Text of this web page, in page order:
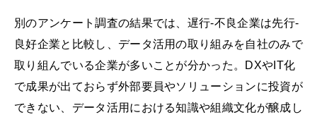
別のアンケート調査の結果では、遅行‐不良企業は先行‐
良好企業と比較し、データ活用の取り組みを自社のみで
取り組んでいる企業が多いことが分かった。DXやIT化
で成果が出ておらず外部要員やソリューションに投資が
できない、データ活用における知識や組織文化が醸成し